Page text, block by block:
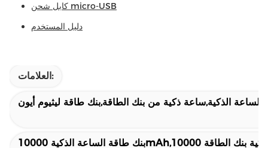
كابل شحن micro-USB
دليل المستخدم
العلامات:
الساعة الذكية,ساعة ذكية من بنك الطاقة,بنك طاقة ليثيوم أيون